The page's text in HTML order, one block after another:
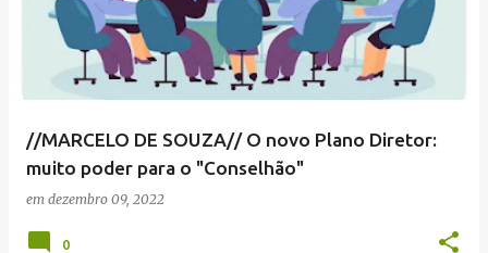
//MARCELO DE SOUZA// O novo Plano Diretor:
muito poder para o "Conselhão"
em dezembro 09, 2022
0